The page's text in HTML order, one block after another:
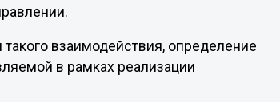
взаимодействия, определение
в рамках реализации